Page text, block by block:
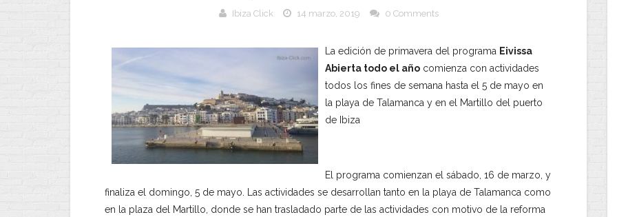
Ibiza Click 14 marzo, 2019 0 Comments
La edición de primavera del programa Eivissa
Abierta todo el año comienza con actividades
todos los fines de semana hasta el 5 de mayo en
la playa de Talamanca y en el Martillo del puerto
de Ibiza
El programa comienzan el sábado, 16 de marzo, y
finaliza el domingo, 5 de mayo. Las actividades se desarrollan tanto en la playa de Talamanca como
en la plaza del Martillo, donde se han trasladado parte de las actividades con motivo de la reforma